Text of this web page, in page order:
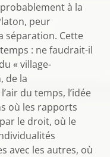
à la
peur
séparation. Cette
: ne faudrait-il
« village-
de la
du temps, l’idée
où les rapports
le droit, où le
avec les autres, où